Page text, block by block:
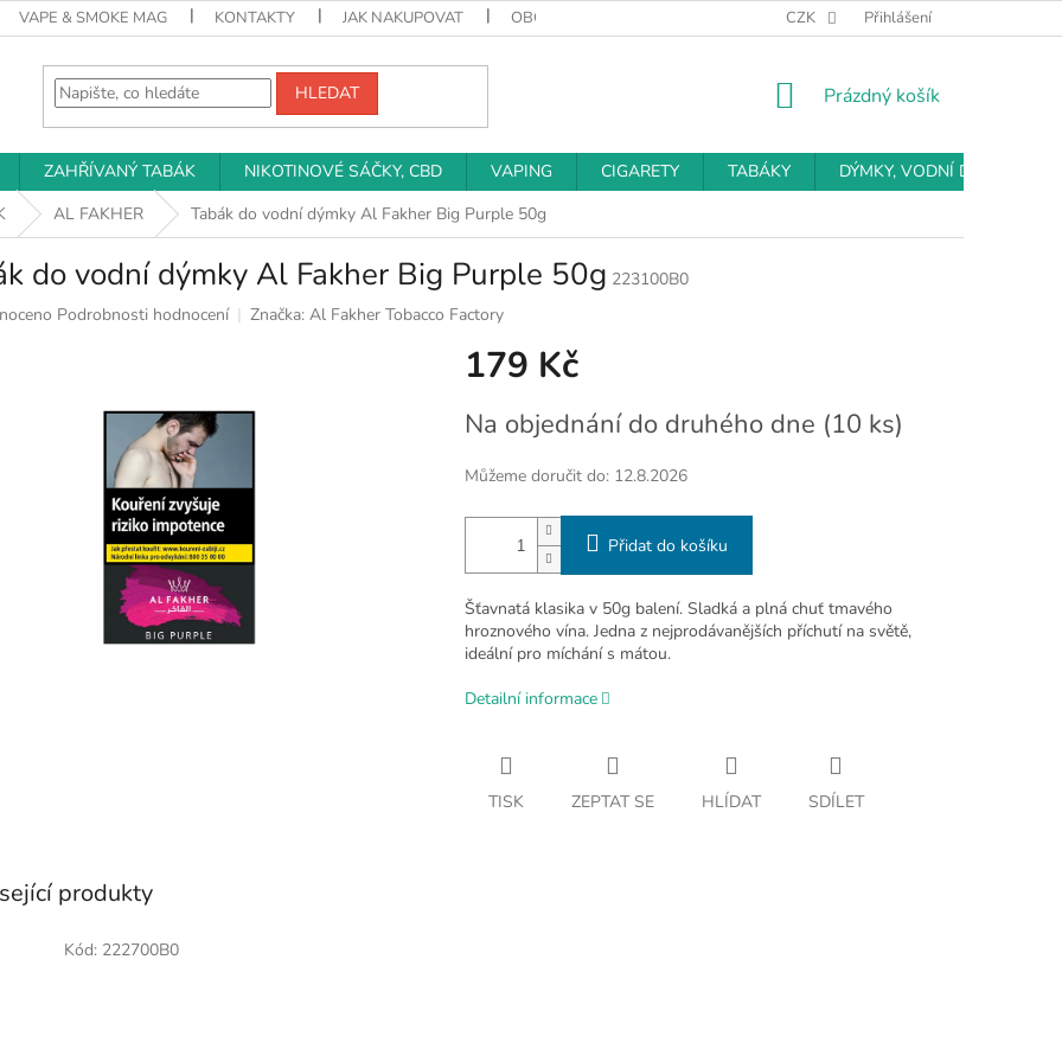
VAPE & SMOKE MAG KONTAKTY JAK NAKUPOVAT OBCHODNÍ PODMÍNKY PODMÍNKY OCHRANY OSOBNÍCH ÚDAJŮ
CZK Přihlášení
HLEDAT
NÁKUPNÍ
Prázdný košík
ZAHŘÍVANÝ TABÁK NIKOTINOVÉ SÁČKY, CBD VAPING CIGARETY TABÁKY
DÝMKY, VODNÍ DÝMKY
AL FAKHER Tabák do vodní dýmky Al Fakher Big Purple 50g
do vodní dýmky Al Fakher Big Purple 50g 223100B0
Podrobnosti hodnocení Značka: Al Fakher Tobacco Factory
179 Kč
cena:
Na objednání do druhého dne (10 ks)
Můžeme doručit do: 12.8.2026
Přidat do košíku
Šťavnatá klasika v 50g balení. Sladká a plná chuť tmavého
hroznového vína. Jedna z nejprodávanějších příchutí na světě,
ideální pro míchání s mátou.
Detailní informace
TISK ZEPTAT SE HLÍDAT SDÍLET
produkty
Kód: 222700B0